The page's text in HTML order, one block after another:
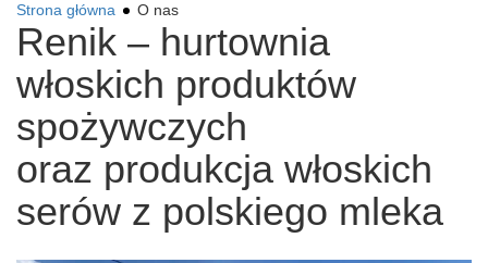
Strona główna O nas
Renik – hurtownia
włoskich produktów
spożywczych
oraz produkcja włoskich
serów z polskiego mleka